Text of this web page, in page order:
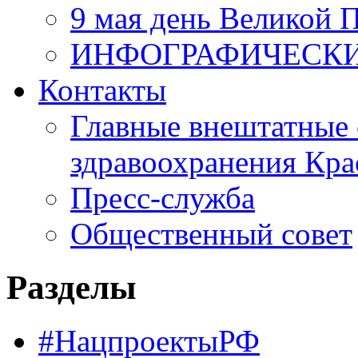
9 мая день Великой
Контакты
Главные внештатные
здравоохранения
Пресс-служба
Общественный совет
Разделы
#НацпроектыРФ